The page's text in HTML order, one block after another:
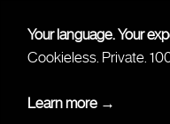
Your language. Your
Cookieless. Private.
Learn more →